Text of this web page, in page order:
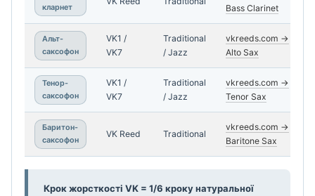
кларнет Bass Clarinet
Альт-
саксофон
VK1 /
VK7
Traditional
/ Jazz
vkreeds.com →
Alto Sax
Тенор-
саксофон
VK1 /
VK7
Traditional
/ Jazz
vkreeds.com →
Tenor Sax
Баритон-
саксофон
VK Reed Traditional
vkreeds.com →
Baritone Sax
Крок жорсткості VK = 1/6 кроку натуральної